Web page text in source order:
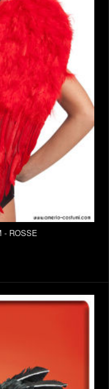
- ROSSE